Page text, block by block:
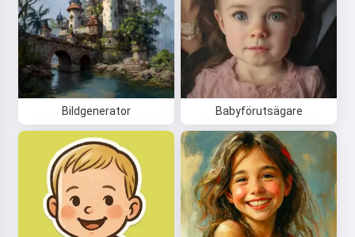
Bildgenerator Babyförutsägare